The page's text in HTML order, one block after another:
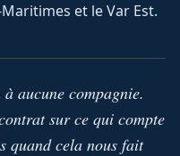
et le Var Est.
aucune compagnie.
sur ce qui compte
quand cela nous fait